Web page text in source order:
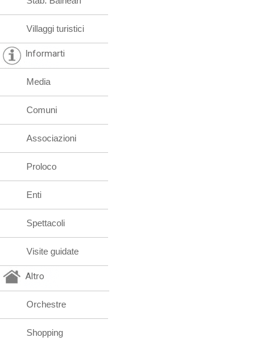
Villaggi turistici
Informarti
Media
Comuni
Associazioni
Proloco
Enti
Spettacoli
Visite guidate
Altro
Orchestre
Shopping